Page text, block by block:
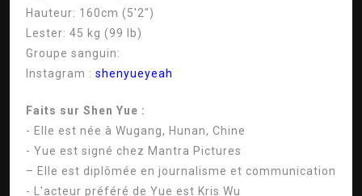
Hauteur: 160cm (5'2″)
Lester: 45 kg (99 lb)
Groupe sanguin:
Instagram : shenyueyeah
Faits sur Shen Yue :
- Elle est née à Wugang, Hunan, Chine
- Yue est signé chez Mantra Pictures
– Elle est diplômée en journalisme et communication
- L'acteur préféré de Yue est Kris Wu